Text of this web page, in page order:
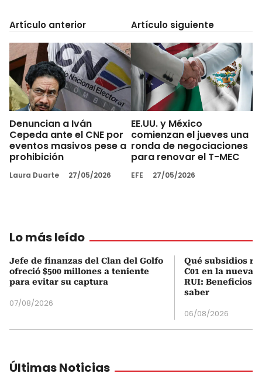
Artículo anterior
Denuncian a Iván
Cepeda ante el CNE por
eventos masivos pese a
prohibición
Laura Duarte 27/05/2026
Artículo siguiente
EE.UU. y México
comienzan el jueves una
ronda de negociaciones
para renovar el T-MEC
EFE 27/05/2026
Lo más leído
Jefe de finanzas del Clan del Golfo
ofreció $500 millones a teniente
para evitar su captura
07/08/2026
Qué subsidios
C01 en la nueva
RUI: Beneficios
saber
06/08/2026
Últimas Noticias